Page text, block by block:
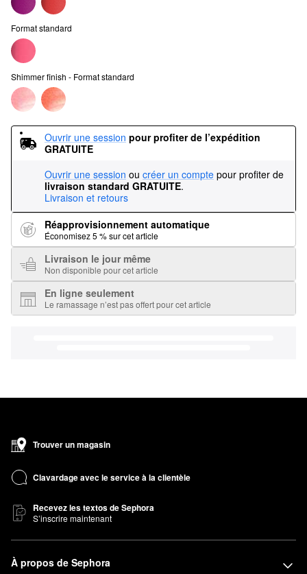
Format standard
Shimmer finish - Format standard
Ouvrir une session pour profiter de l’expédition
GRATUITE
Ouvrir une session ou créer un compte pour profiter de
livraison standard GRATUITE.
Livraison et retours
Réapprovisionnement automatique
Économisez 5 % sur cet article
Livraison le jour même
Non disponible pour cet article
En ligne seulement
Le ramassage n’est pas offert pour cet article
Trouver un magasin
Clavardage avec le service à la clientèle
Recevez les textos de Sephora
S’inscrire maintenant
À propos de Sephora